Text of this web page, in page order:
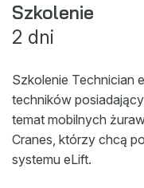
Nowości
Wydarzenia
My Spierings
Polityka plików cookie
General terms and
Szkolenie
2 dni
Szkolenie Technician
techników
temat mobilnych
Cranes, którzy chcą
systemu eLift.